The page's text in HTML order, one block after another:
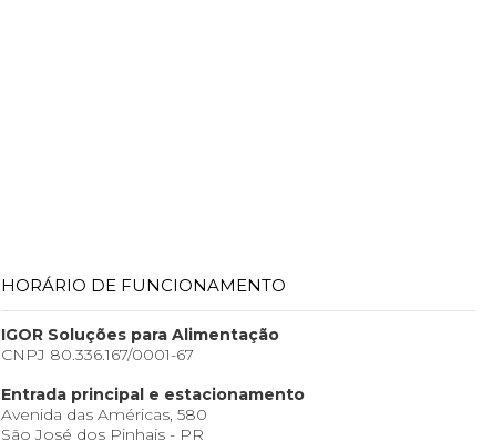
HORÁRIO DE FUNCIONAMENTO
IGOR Soluções para Alimentação
CNPJ 80.336.167/0001-67
Entrada principal e estacionamento
Avenida das Américas, 580
São José dos Pinhais - PR